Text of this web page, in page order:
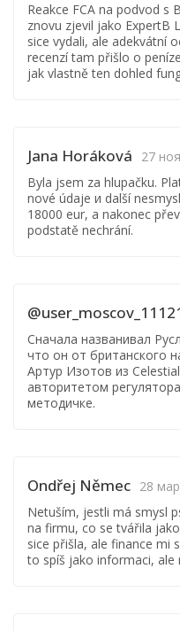
Reakce FCA na podvod s
znovu zjevil jako ExpertB
sice vydali, ale adekvátní
recenzí tam přišlo o
jak vlastně ten dohled
Jana Horáková 27
Byla jsem za hlupačku.
nové údaje и další
18000 eur, a nakonec
podstatě nechrání.
Сначала названивал
что он от британского
Артур Изотов из
авторитетом
методичке.
Ondřej Němec 28
Netuším, jestli má smysl
na firmu, co se tvářila
sice přišla, ale finance mi
to spíš jako informaci, ale